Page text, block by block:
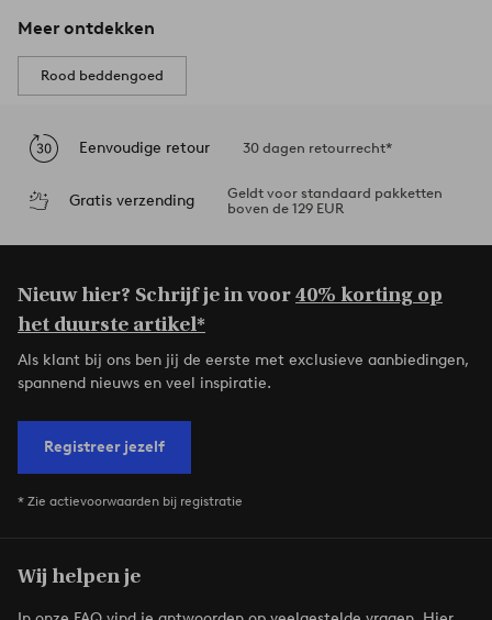
Meer ontdekken
Rood beddengoed
Eenvoudige retour 30 dagen retourrecht*
Gratis verzending
Geldt voor standaard pakketten
boven de 129 EUR
Nieuw hier? Schrijf je in voor40% korting op
het duurste artikel*
Als klant bij ons ben jij de eerste met exclusieve aanbiedingen,
spannend nieuws en veel inspiratie.
Registreer jezelf
* Zie actievoorwaarden bij registratie
Wij helpen je